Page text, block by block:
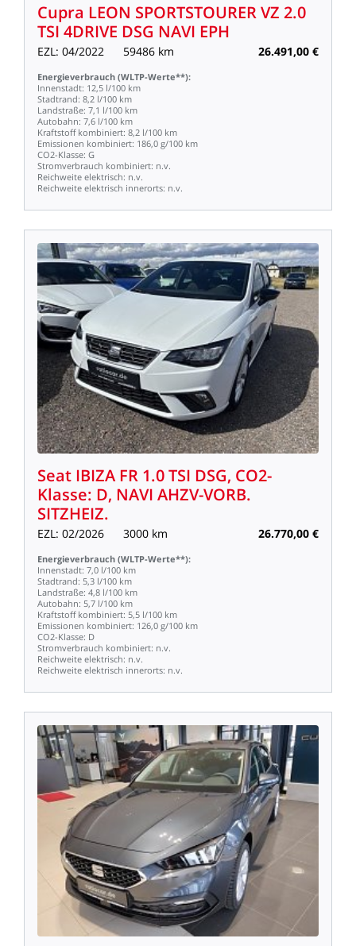
Cupra LEON SPORTSTOURERVZ 2.0
TSI 4DRIVE DSG NAVI EPH
EZL: 04/2022 59486 km 26.491,00 €
Energieverbrauch (WLTP-Werte**):
Innenstadt: 12,5 l/100 km
Stadtrand: 8,2 l/100 km
Landstraße: 7,1 l/100 km
Autobahn: 7,6 l/100 km
Kraftstoff kombiniert: 8,2 l/100 km
Emissionen kombiniert: 186,0 g/100 km
CO2-Klasse: G
Stromverbrauch kombiniert: n.v.
Reichweite elektrisch: n.v.
Reichweite elektrisch innerorts: n.v.
Seat IBIZA FR 1.0TSI DSG, CO2-
Klasse: D, NAVI AHZV-VORB.
SITZHEIZ.
EZL: 02/2026 3000 km 26.770,00 €
Energieverbrauch (WLTP-Werte**):
Innenstadt: 7,0 l/100 km
Stadtrand: 5,3 l/100 km
Landstraße: 4,8 l/100 km
Autobahn: 5,7 l/100 km
Kraftstoff kombiniert: 5,5 l/100 km
Emissionen kombiniert: 126,0 g/100 km
CO2-Klasse: D
Stromverbrauch kombiniert: n.v.
Reichweite elektrisch: n.v.
Reichweite elektrisch innerorts: n.v.